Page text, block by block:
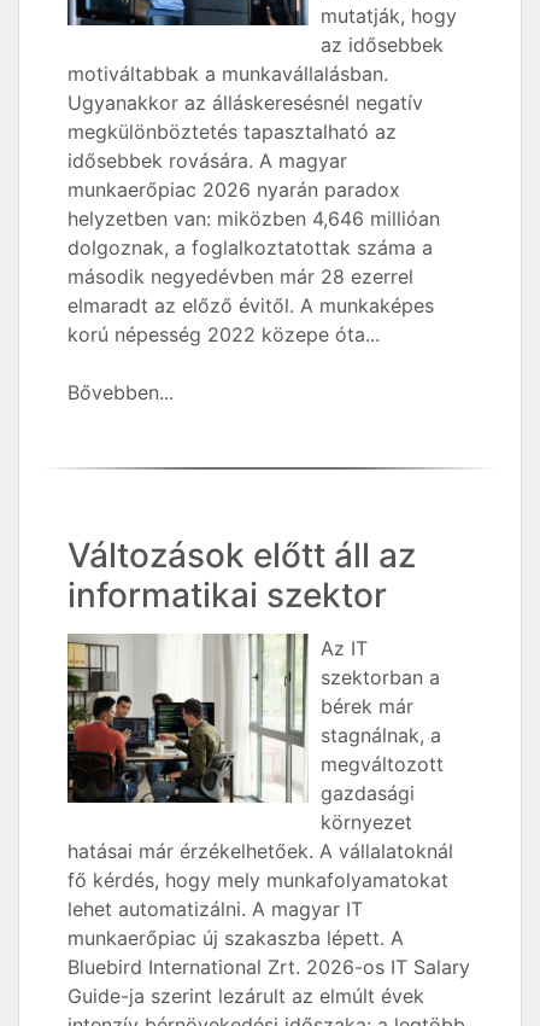
mutatják, hogy
az idősebbek
motiváltabbak a munkavállalásban.
Ugyanakkor az álláskeresésnél negatív
megkülönböztetés tapasztalható az
idősebbek rovására. A magyar
munkaerőpiac 2026 nyarán paradox
helyzetben van: miközben 4,646 millióan
dolgoznak, a foglalkoztatottak száma a
második negyedévben már 28 ezerrel
elmaradt az előző évitől. A munkaképes
korú népesség 2022 közepe óta...
Bővebben...
Változások előtt áll az
informatikai szektor
Az IT
szektorban a
bérek már
stagnálnak, a
megváltozott
gazdasági
környezet
hatásai már érzékelhetőek. A vállalatoknál
fő kérdés, hogy mely munkafolyamatokat
lehet automatizálni. A magyar IT
munkaerőpiac új szakaszba lépett. A
Bluebird International Zrt. 2026-os IT Salary
Guide-ja szerint lezárult az elmúlt évek